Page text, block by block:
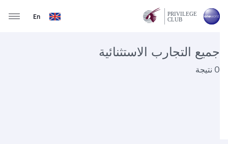
En
جميع التجارب الاستثنائية
0 نتيجة